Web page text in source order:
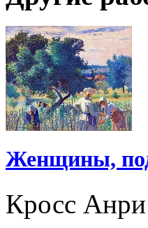
Женщины,
Кросс Анри